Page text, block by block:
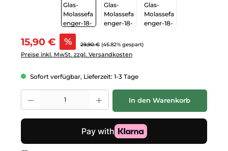
Verkaufspreis:
15,90 € % Regulärer Preis:
29,90 € (46.82% gespart)
Preise inkl. MwSt. zzgl. Versandkosten
Sofort verfügbar, Lieferzeit: 1-3 Tage
Produkt Anzahl: Gib den gewünschten Wert ein oder benutze die
In den Warenkorb